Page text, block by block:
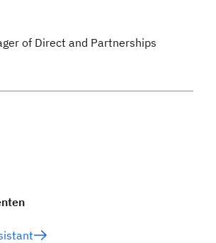
of Direct and Partnerships